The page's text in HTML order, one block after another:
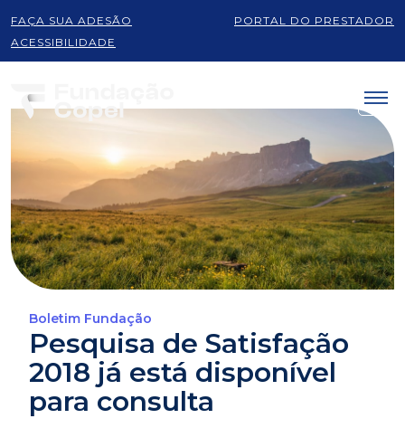
FAÇA SUA ADESÃO
PORTAL DO PRESTADOR
ACESSIBILIDADE
Boletim Fundação
Pesquisa de Satisfação
2018 já está disponível
para consulta